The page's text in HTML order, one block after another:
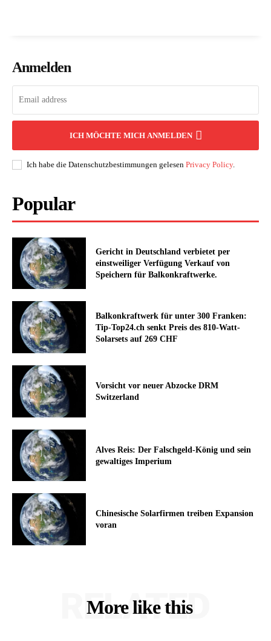
Anmelden
ICH MÖCHTE MICH ANMELDEN
Ich habe die Datenschutzbestimmungen gelesen Privacy Policy.
Popular
Gericht in Deutschland verbietet per
einstweiliger Verfügung Verkauf von
Speichern für Balkonkraftwerke.
Balkonkraftwerk für unter 300 Franken:
Tip-Top24.ch senkt Preis des 810-Watt-
Solarsets auf 269 CHF
Vorsicht vor neuer Abzocke DRM
Switzerland
Alves Reis: Der Falschgeld-König und sein
gewaltiges Imperium
Chinesische Solarfirmen treiben Expansion
voran
More like this
RELATED